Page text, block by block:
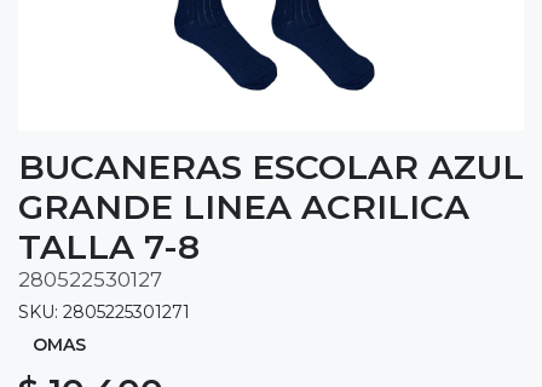
BUCANERAS ESCOLAR AZUL
GRANDE LINEA ACRILICA
TALLA 7-8
280522530127
SKU: 2805225301271
OMAS